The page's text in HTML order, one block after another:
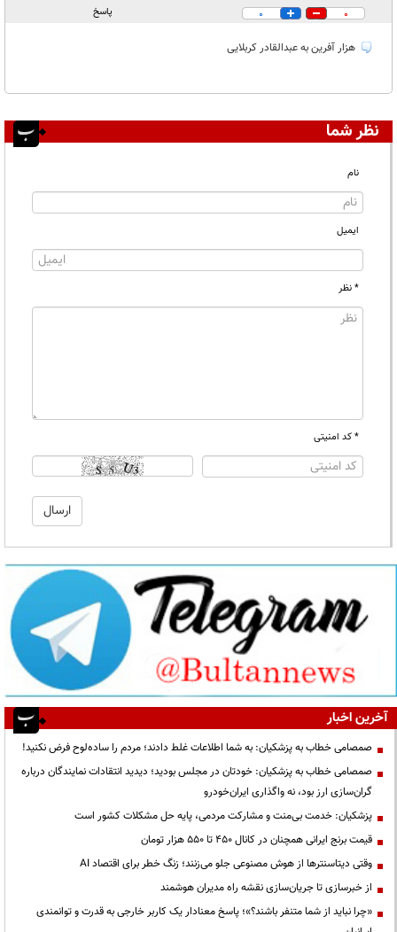
در انتظار بررسی:
0
0 پاسخ
هزار آفرین به عبدالقادر کربلایی
نظر شما
نام
ایمیل
* نظر
* کد امنیتی
آخرین اخبار
صمصامی خطاب به پزشکیان: به شما اطلاعات غلط دادند؛ مردم را ساده‌لوح فرض نکنید!
صمصامی خطاب به پزشکیان: خودتان در مجلس بودید؛ دیدید انتقادات نمایندگان درباره
گران‌سازی ارز بود، نه واگذاری ایران‌خودرو
پزشکیان: خدمت بی‌منت و مشارکت مردمی، پایه حل مشکلات کشور است
قیمت‌ برنج ایرانی همچنان در کانال ۴۵۰ تا ۵۵۰ هزار تومان
وقتی دیتاسنترها از هوش مصنوعی جلو می‌زنند؛ زنگ خطر برای اقتصاد AI
از خبرسازی تا جریان‌سازی نقشه راه مدیران هوشمند
«چرا نباید از شما متنفر باشند؟»؛ پاسخ معنادار یک کاربر خارجی به قدرت و توانمندی